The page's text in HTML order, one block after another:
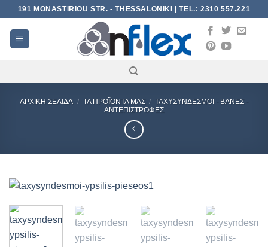
Skip
content
191 MONASTIRIOU STR. - THESSALONIKI | TEL.: 2310 557.221
ΑΡΧΙΚΉ ΣΕΛΊΔΑ / ΤΑ ΠΡΟΪΌΝΤΑ ΜΑΣ / ΤΑΧΥΣΎΝΔΕΣΜΟΙ - ΒΆΝΕΣ -
ΑΝΤΕΠΙΣΤΡΟΦΈΣ